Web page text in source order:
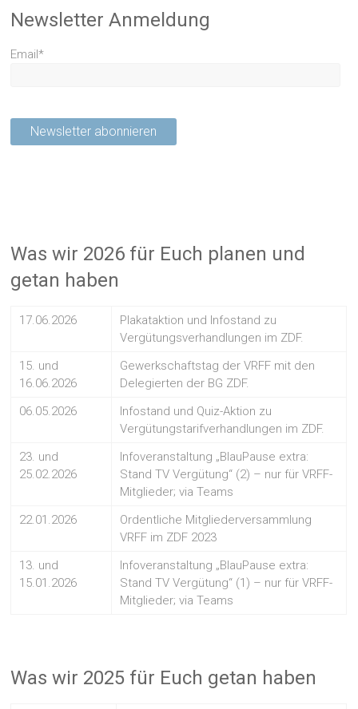
Newsletter Anmeldung
Email*
Was wir 2026 für Euch planen und
getan haben
17.06.2026
Plakataktion und Infostand zu
Vergütungsverhandlungen im ZDF.
15. und
16.06.2026
Gewerkschaftstag der VRFF mit den
Delegierten der BG ZDF.
06.05.2026
Infostand und Quiz-Aktion zu
Vergütungstarifverhandlungen im ZDF.
23. und
25.02.2026
Infoveranstaltung „BlauPause extra:
Stand TV Vergütung“ (2) – nur für VRFF-
Mitglieder; via Teams
22.01.2026
Ordentliche Mitgliederversammlung
VRFF im ZDF 2023
13. und
15.01.2026
Infoveranstaltung „BlauPause extra:
Stand TV Vergütung“ (1) – nur für VRFF-
Mitglieder; via Teams
Was wir 2025 für Euch getan haben